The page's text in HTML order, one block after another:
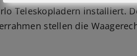
Teleskopladern installiert.
stellen die